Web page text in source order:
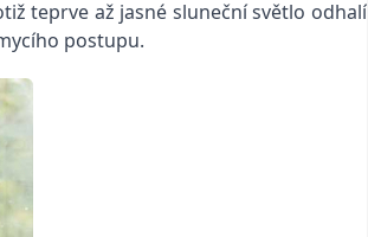
teprve až jasné sluneční světlo odhalí
postupu.